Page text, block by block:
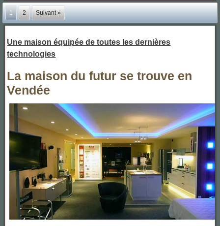
1 2 Suivant »
Une maison équipée de toutes les dernières
technologies
La maison du futur se trouve en
Vendée